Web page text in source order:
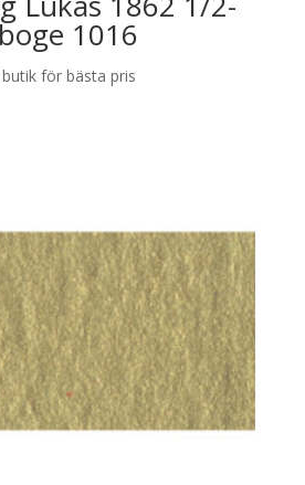
1016
för bästa pris